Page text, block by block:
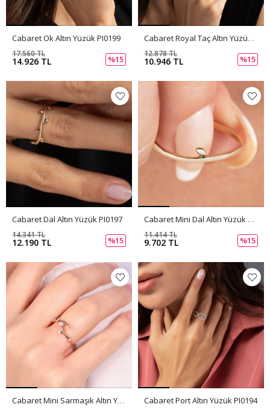
Cabaret Ok Altın Yüzük PI0199
14.926 TL
17.560 TL
%15
Cabaret Royal Taç Altın Yüzük PI0198
10.946 TL
12.878 TL
%15
Cabaret Dal Altın Yüzük PI0197
12.190 TL
14.341 TL
%15
Cabaret Mini Dal Altın Yüzük PI0196
9.702 TL
11.414 TL
%15
Cabaret Mini Sarmaşık Altın Yüzük PI0195 Cabaret Port Altın Yüzük PI0194